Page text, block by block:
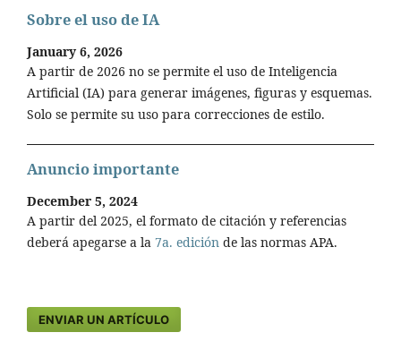
Sobre el uso de IA
January 6, 2026
A partir de 2026 no se permite el uso de Inteligencia
Artificial (IA) para generar imágenes, figuras y esquemas.
Solo se permite su uso para correcciones de estilo.
Anuncio importante
December 5, 2024
A partir del 2025, el formato de citación y referencias
deberá apegarse a la 7a. edición de las normas APA.
ENVIAR UN ARTÍCULO